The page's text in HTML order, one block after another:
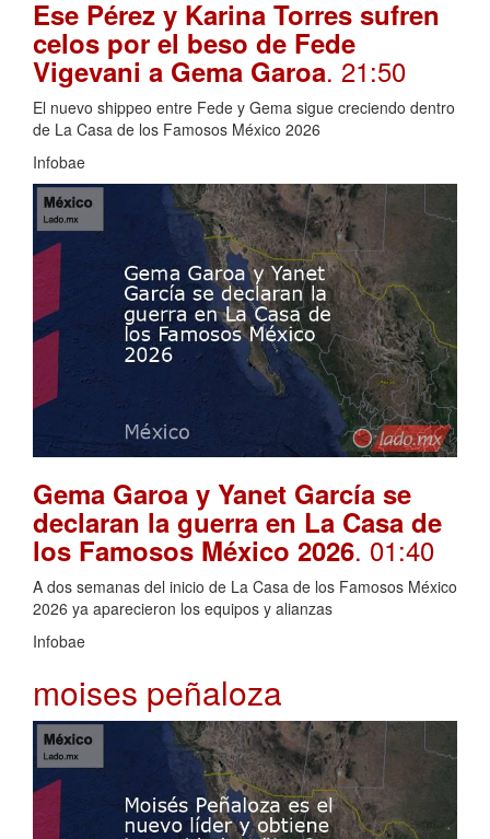
Ese Pérez y Karina Torres sufren
celos por el beso de Fede
Vigevani a Gema Garoa. 21:50
El nuevo shippeo entre Fede y Gema sigue creciendo dentro
de La Casa de los Famosos México 2026
Infobae
Gema Garoa y Yanet García se
declaran la guerra en La Casa de
los Famosos México 2026. 01:40
A dos semanas del inicio de La Casa de los Famosos México
2026 ya aparecieron los equipos y alianzas
Infobae
moises peñaloza